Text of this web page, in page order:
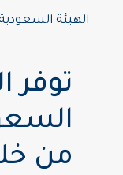
الهيئة السعودية
توفر
من